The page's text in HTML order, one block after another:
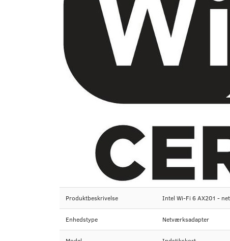
Produktbeskrivelse Intel Wi-Fi 6 AX201 -
Enhedstype Netværksadapter